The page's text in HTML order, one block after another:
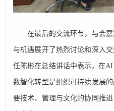
在最后的交流环节，与会
与机遇展开了热烈讨论和深入
任陈彬在总结讲话中表示，在
数智化转型是组织可持续发展
要技术、管理与文化的协同推